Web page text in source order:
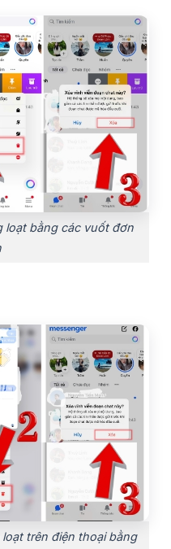
loạt bằng các vuốt đơn
trên điện thoại bằng